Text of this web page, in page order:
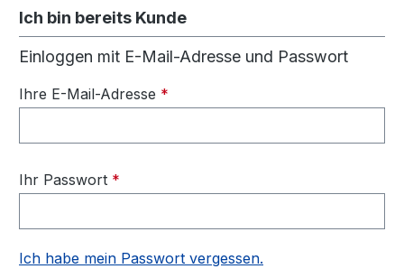
Ich bin bereits Kunde
Einloggen mit E-Mail-Adresse und Passwort
Ihre E-Mail-Adresse *
Ihr Passwort *
Ich habe mein Passwort vergessen.